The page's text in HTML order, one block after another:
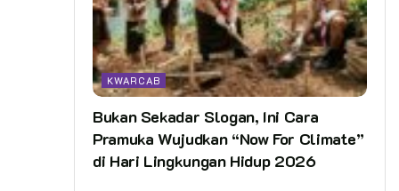
KWARCAB
Bukan Sekadar Slogan, Ini Cara
Pramuka Wujudkan “Now For Climate”
di Hari Lingkungan Hidup 2026